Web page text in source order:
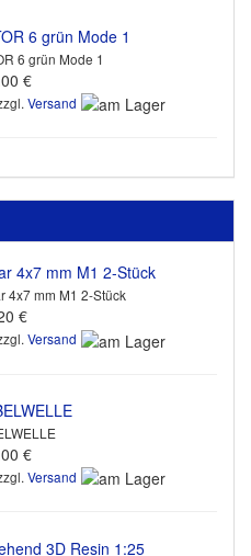
6 grün Mode 1
€
Versand
4x7 mm M1 2-Stück
€
Versand
€
Versand